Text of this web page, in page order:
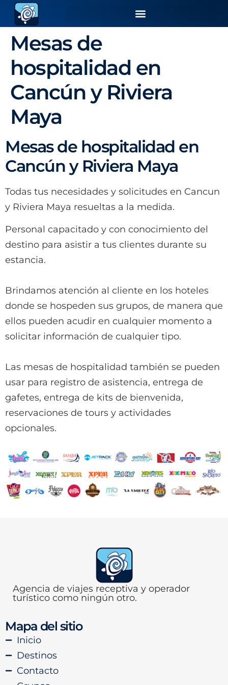
Mesas de
hospitalidad en
Cancún y Riviera
Maya
Mesas de hospitalidad en
Cancún y Riviera Maya
Todas tus necesidades y solicitudes en Cancun
y Riviera Maya resueltas a la medida.
Personal capacitado y con conocimiento del
destino para asistir a tus clientes durante su
estancia.
Brindamos atención al cliente en los hoteles
donde se hospeden sus grupos, de manera que
ellos pueden acudir en cualquier momento a
solicitar información de cualquier tipo.
Las mesas de hospitalidad también se pueden
usar para registro de asistencia, entrega de
gafetes, entrega de kits de bienvenida,
reservaciones de tours y actividades
opcionales.
Agencia de viajes receptiva y operador
turístico como ningún otro.
Mapa del sitio
Inicio
Destinos
Contacto